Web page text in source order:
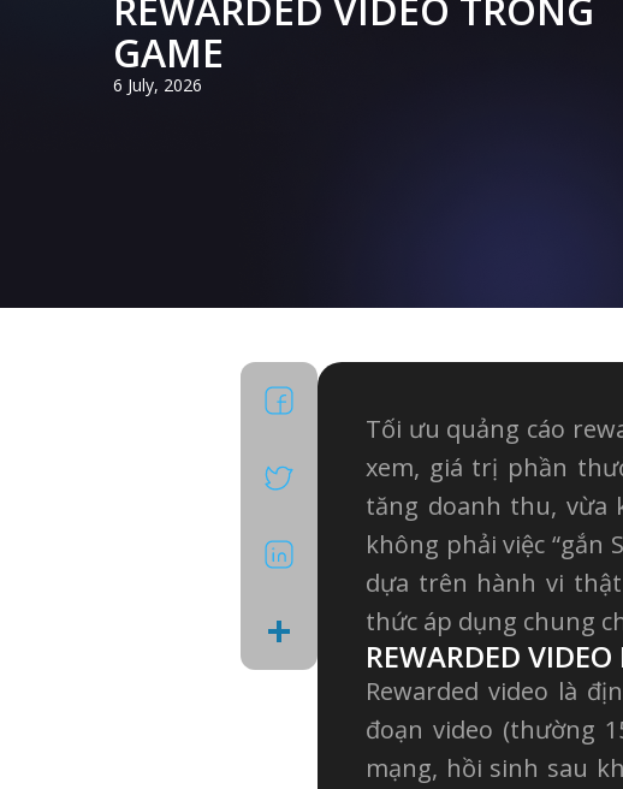
GAME
6 July, 2026
Facebook
X
LinkedIn
Share
Tối ưu quảng cáo
xem, giá trị phần
tăng doanh thu, vừa
không phải việc
dựa trên hành vi
thức áp dụng chung
REWARDED VIDEO
Rewarded video là
đoạn video (thường
mạng, hồi sinh sau